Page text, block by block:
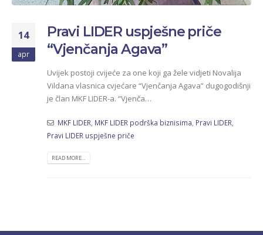
14
apr
Pravi LIDER uspješne priče
“Vjenčanja Agava”
Uvijek postoji cvijeće za one koji ga žele vidjeti Novalija
Vildana vlasnica cvjećare “Vjenčanja Agava” dugogodišnji
je član MKF LIDER-a. “Vjenča…
MKF LIDER MKF LIDER podrška biznisima Pravi LIDER
Pravi LIDER uspješne priče
READ MORE...